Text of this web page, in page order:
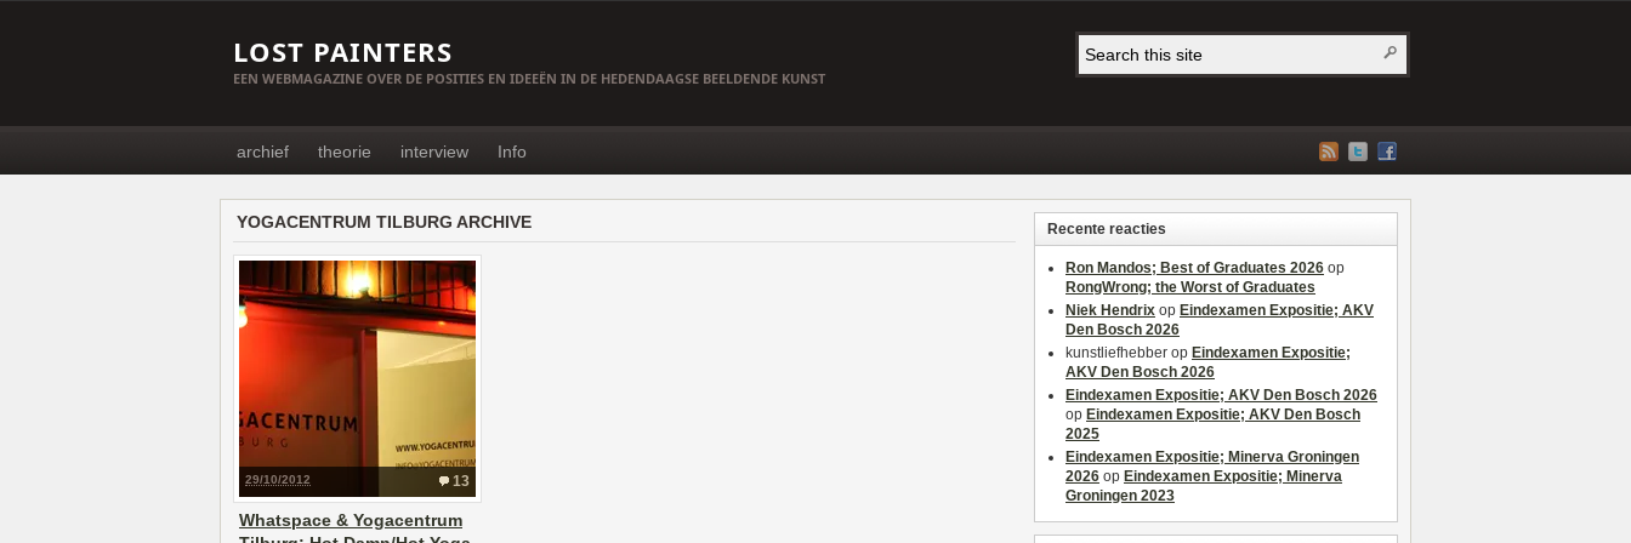
LOST PAINTERS
EEN WEBMAGAZINE OVER DE POSITIES EN IDEEËN IN DE HEDENDAAGSE BEELDENDE KUNST
archief theorie interview Info
YOGACENTRUM TILBURG ARCHIVE
13
29/10/2012
Whatspace & Yogacentrum
Recente reacties
Ron Mandos; Best of Graduates 2026 op
RongWrong; the Worst of Graduates
Niek Hendrix op Eindexamen Expositie; AKV
Den Bosch 2026
kunstliefhebber op Eindexamen Expositie;
AKV Den Bosch 2026
Eindexamen Expositie; AKV Den Bosch 2026
op Eindexamen Expositie; AKV Den Bosch
2025
Eindexamen Expositie; Minerva Groningen
2026 op Eindexamen Expositie; Minerva
Groningen 2023